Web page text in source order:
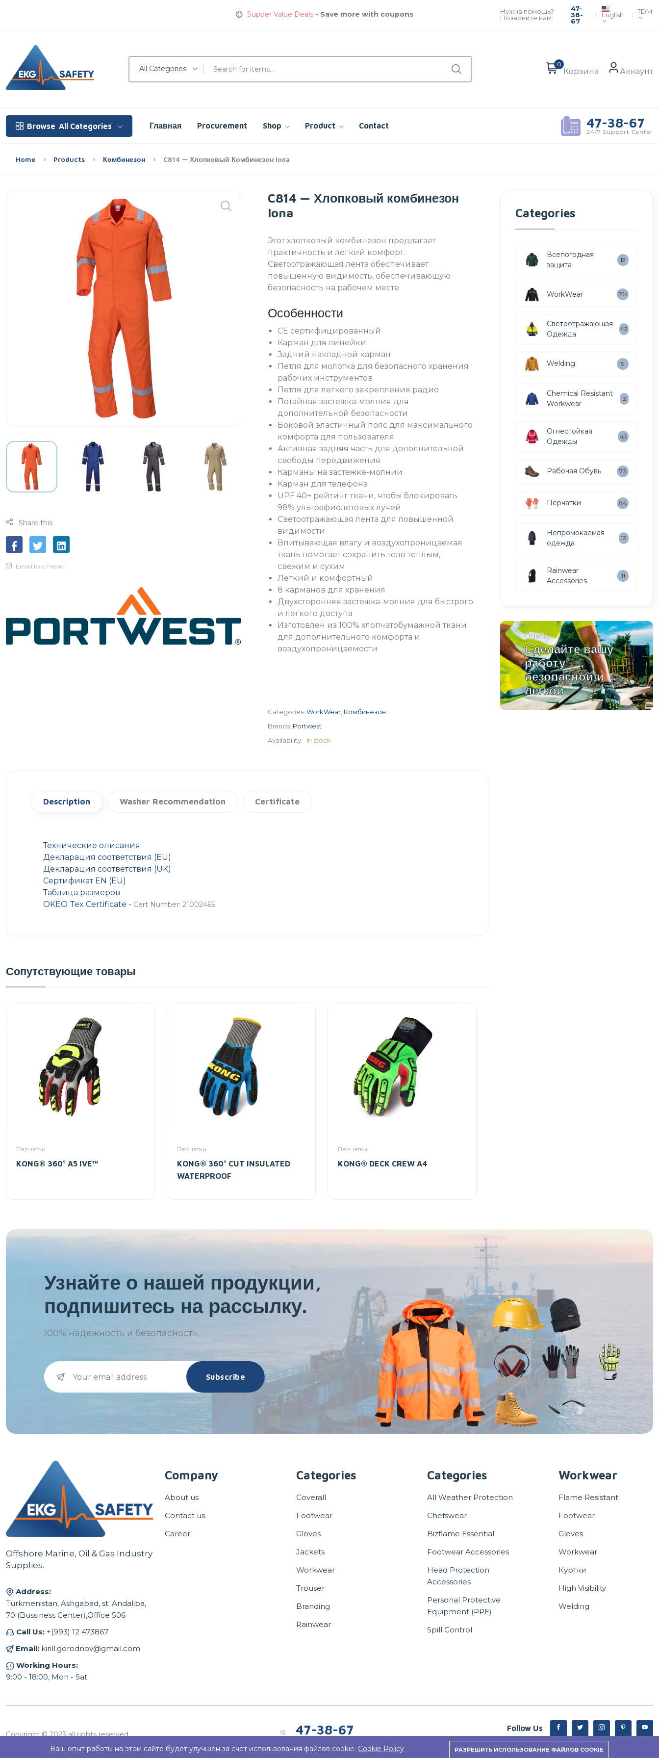
Supper Value Deals - Save more with coupons
Нужна помощь?
Позвоните нам:
47-
38-
67
English TDM
All Categories
0
Корзина Аккаунт
Browse All Categories Главная Procurement Shop Product Contact 47-38-67
24/7 Support Center
Home Products Комбинезон C814 — Хлопковый Комбинезон Iona
Share this
Email to a Friend
C814 — Хлопковый комбинезон
Iona
Этот хлопковый комбинезон предлагает
практичность и легкий комфорт.
Светоотражающая лента обеспечивает
повышенную видимость, обеспечивающую
безопасность на рабочем месте.
Особенности
CE сертифицированный
Карман для линейки
Задний накладной карман
Петля для молотка для безопасного хранения
рабочих инструментов
Петля для легкого закрепления радио
Потайная застежка-молния для
дополнительной безопасности
Боковой эластичный пояс для максимального
комфорта для пользователя
Активная задняя часть для дополнительной
свободы передвижения
Карманы на застежке-молнии
Карман для телефона
UPF 40+ рейтинг ткани, чтобы блокировать
98% ультрафиолетовых лучей
Светоотражающая лента для повышенной
видимости
Впитывающая влагу и воздухопроницаемая
ткань помогает сохранить тело теплым,
свежим и сухим
Легкий и комфортный
8 карманов для хранения
Двухсторонняя застежка-молния для быстрого
и легкого доступа
Изготовлен из 100% хлопчатобумажной ткани
для дополнительного комфорта и
воздухопроницаемости
Categories: WorkWear, Комбинезон
Brands: Portwest
Availability:
In stock
Description Washer Recommendation Certificate
Технические описания
Декларация соответствия (EU)
Декларация соответствия (UK)
Сертификат EN (EU)
Таблица размеров
OKEO Tex Certificate - Cert Number: 21002465
Сопутствующие товары
Перчатки
KONG® 360° A5 IVE™
Перчатки
KONG® 360° CUT INSULATED
WATERPROOF
Перчатки
KONG® DECK CREW A4
Categories
Всепогодная
защита
13
WorkWear 254
Светоотражающая
Одежда
42
Welding 9
Chemical Resistant
Workwear
2
Огнестойкая
Одежды
43
Рабочая Обувь 73
Перчатки 84
Непромокаемая
одежда
12
Rainwear
Accessories
11
Oganic
Сделайте вашу
работу
безопасной и
легкой
Узнайте о нашей продукции,
подпишитесь на рассылку.
100% надежность и безопасность.
Subscribe
Offshore Marine, Oil & Gas Industry
Supplies.
Address:
Turkmenistan, Ashgabad, st. Andaliba,
70 (Bussiness Center),Office 506
Call Us: +(993) 12 473867
Email: kirill.gorodnov@gmail.com
Working Hours:
9:00 - 18:00, Mon - Sat
Company
About us
Contact us
Career
Categories
Coverall
Footwear
Gloves
Jackets
Workwear
Trouser
Branding
Rainwear
Categories
All Weather Protection
Chefswear
Bizflame Essential
Footwear Accessories
Head Protection
Accessories
Personal Protective
Equipment (PPE)
Spill Control
Workwear
Flame Resistant
Footwear
Gloves
Workwear
Куртки
High Visibility
Welding
Copyright © 2023 all rights reserved. 47-38-67
Follow Us
Up to 15% discount on your first subscribe
Ваш опыт работы на этом сайте будет улучшен за счет использования файлов cookie. Cookie Policy РАЗРЕШИТЬ ИСПОЛЬЗОВАНИЕ ФАЙЛОВ COOKIE